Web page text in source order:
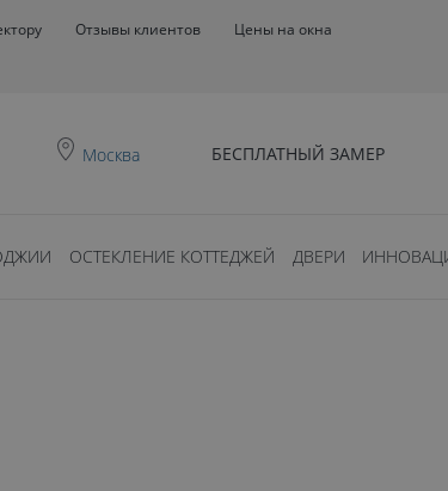
Отзывы клиентов
Цены на окна
Москва БЕСПЛАТНЫЙ ЗАМЕР
ОСТЕКЛЕНИЕ КОТТЕДЖЕЙ ДВЕРИ